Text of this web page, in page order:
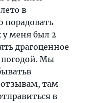
в
порадовать
у меня был 2
драгоценное
погодой. Мы
отзывам, там
в